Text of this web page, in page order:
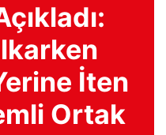
İten
Ortak